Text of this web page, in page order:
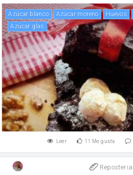
Azúcar blanco Azúcar moreno huevos
azúcar glas
Leer 11 Me gusta
Reposteria